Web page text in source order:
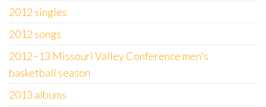
2012 singles
2012 songs
2012–13 Missouri Valley Conference men's
basketball season
2013 albums